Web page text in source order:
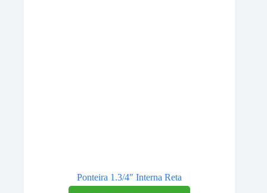
Ponteira 1.3/4″ Interna Reta